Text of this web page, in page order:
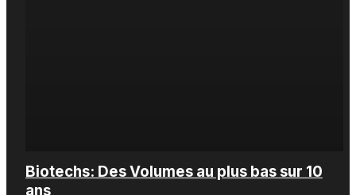
Biotechs: Des Volumes au plus bas sur 10
ans